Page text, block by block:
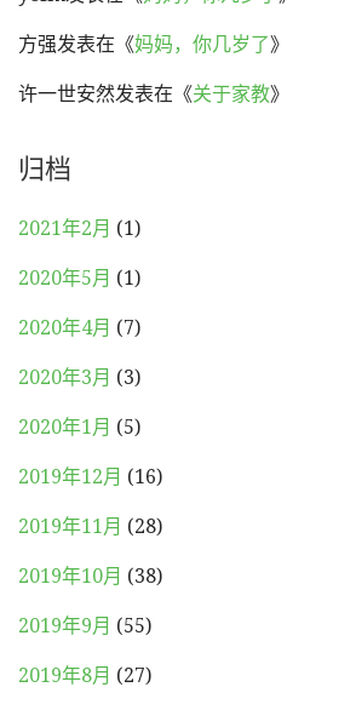
方强发表在《妈妈，你几岁了》
许一世安然发表在《关于家教》
归档
2021年2月 (1)
2020年5月 (1)
2020年4月 (7)
2020年3月 (3)
2020年1月 (5)
2019年12月 (16)
2019年11月 (28)
2019年10月 (38)
2019年9月 (55)
2019年8月 (27)